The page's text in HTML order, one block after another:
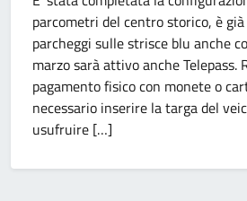
parcometri del centro storico, è
parcheggi sulle strisce blu anche
marzo sarà attivo anche Telepass.
pagamento fisico con monete o
necessario inserire la targa del
usufruire […]